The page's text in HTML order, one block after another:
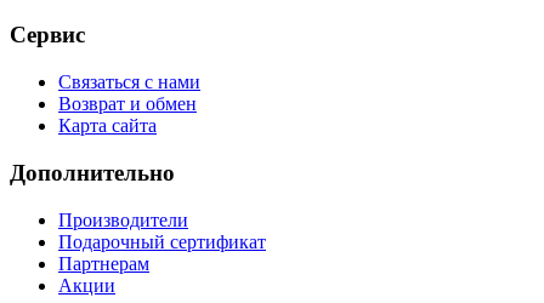
Сервис
Связаться с нами
Возврат и обмен
Карта сайта
Дополнительно
Производители
Подарочный сертификат
Партнерам
Акции